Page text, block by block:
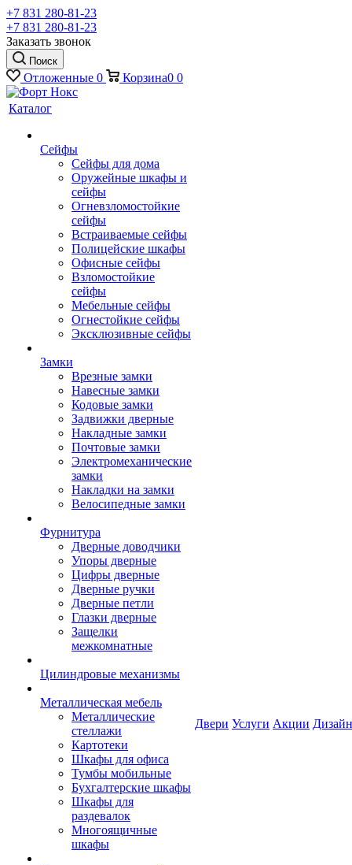
+7 831 280-81-23
+7 831 280-81-23
Заказать звонок
Поиск
Отложенные 0 Корзина0 0
Каталог
Сейфы
Сейфы для дома
Оружейные шкафы и
сейфы
Огневзломостойкие
сейфы
Встраиваемые сейфы
Полицейские шкафы
Офисные сейфы
Взломостойкие
сейфы
Мебельные сейфы
Огнестойкие сейфы
Эксклюзивные сейфы
Замки
Врезные замки
Навесные замки
Кодовые замки
Задвижки дверные
Накладные замки
Почтовые замки
Электромеханические
замки
Накладки на замки
Велосипедные замки
Фурнитура
Дверные доводчики
Упоры дверные
Цифры дверные
Дверные ручки
Дверные петли
Глазки дверные
Защелки
межкомнатные
Цилиндровые механизмы
Металлическая мебель
Металлические
стеллажи
Картотеки
Шкафы для офиса
Тумбы мобильные
Бухгалтерские шкафы
Шкафы для
раздевалок
Многоящичные
шкафы
Двери Услуги Акции